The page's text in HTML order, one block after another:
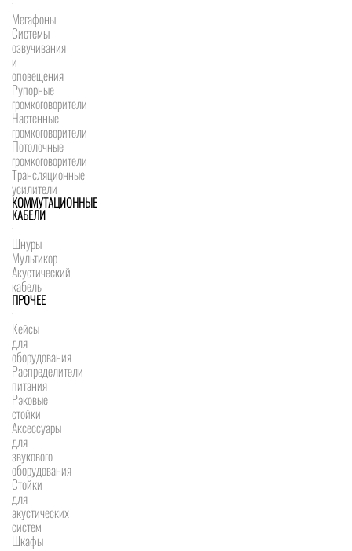
Мегафоны
Системы
озвучивания
и
оповещения
Рупорные
громкоговорители
Настенные
громкоговорители
Потолочные
громкоговорители
Трансляционные
усилители
КОММУТАЦИОННЫЕ
КАБЕЛИ
Шнуры
Мультикор
Акустический
кабель
ПРОЧЕЕ
Кейсы
для
оборудования
Распределители
питания
Рэковые
стойки
Аксессуары
для
звукового
оборудования
Стойки
для
акустических
систем
Шкафы